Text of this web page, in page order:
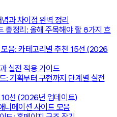
과 차이점 완벽 정리
총정리: 올해 주목해야 할 8가지 흐
음: 카테고리별 추천 15선 (2026
실전 적용 가이드
: 기획부터 구현까지 단계별 실전
선 (2026년 업데이트)
니메이션 사이트 모음